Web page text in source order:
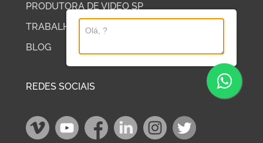
PRODUTORA DE VIDEO SP
TRABALHE COM A DP2
BLOG
REDES SOCIAIS